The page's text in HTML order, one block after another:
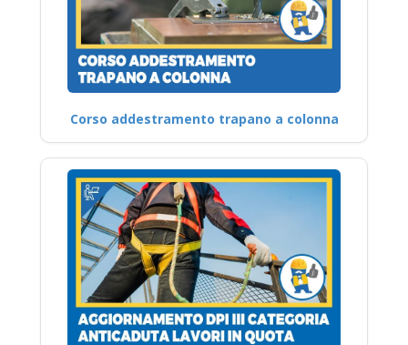
Corso addestramento trapano a colonna